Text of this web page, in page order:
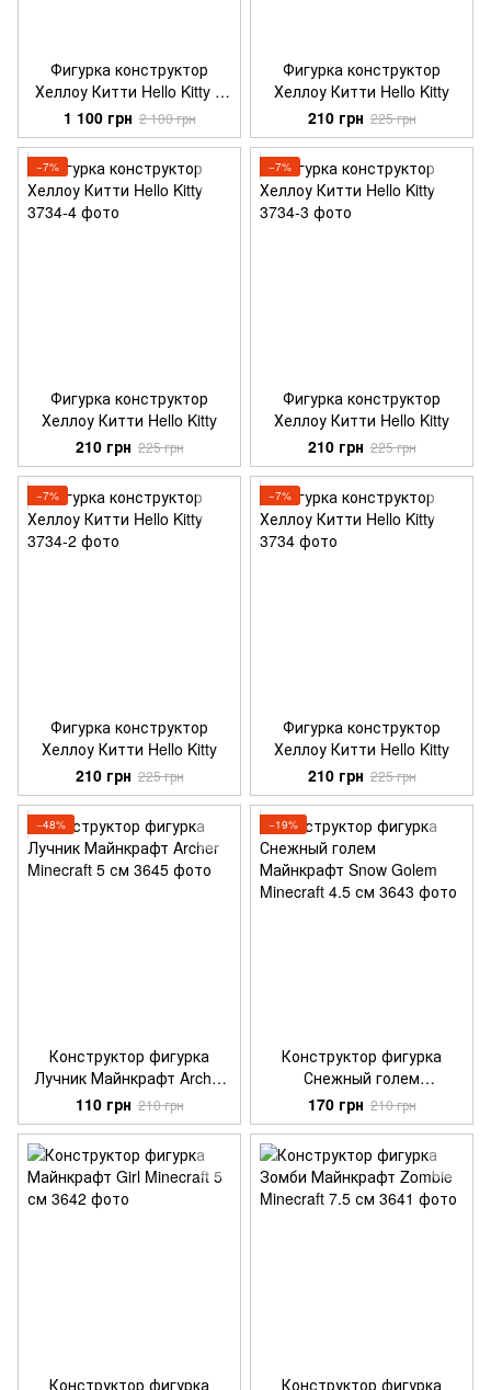
Фигурка конструктор
Хеллоу Китти Hello Kitty 6
шт
1 100 грн 2 100 грн
Фигурка конструктор
Хеллоу Китти Hello Kitty
210 грн 225 грн
−7%
Фигурка конструктор
Хеллоу Китти Hello Kitty
210 грн 225 грн
−7%
Фигурка конструктор
Хеллоу Китти Hello Kitty
210 грн 225 грн
−7%
Фигурка конструктор
Хеллоу Китти Hello Kitty
210 грн 225 грн
−7%
Фигурка конструктор
Хеллоу Китти Hello Kitty
210 грн 225 грн
−48%
Конструктор фигурка
Лучник Майнкрафт Archer
Minecraft 5 см
110 грн 210 грн
−19%
Конструктор фигурка
Снежный голем
Майнкрафт Snow Golem
Minecraft 4.5 см
170 грн 210 грн
Конструктор фигурка
Конструктор фигурка